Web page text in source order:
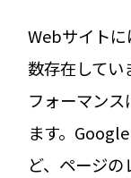
Webサイト
数存在してい
フォーマンス
ます。
ど、ページ